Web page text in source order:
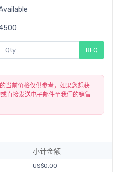
4500
RFQ
当前价格仅供参考，如果您想获
直接发送电子邮件至我们的销售
小计金额
US$0.00